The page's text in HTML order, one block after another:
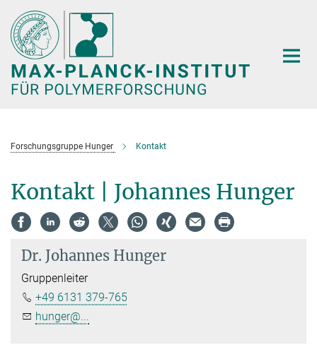
Hauptinhalt
Forschungsgruppe Hunger Kontakt
Kontakt | Johannes Hunger
Dr. Johannes Hunger
Gruppenleiter
+49 6131 379-765
hunger@...